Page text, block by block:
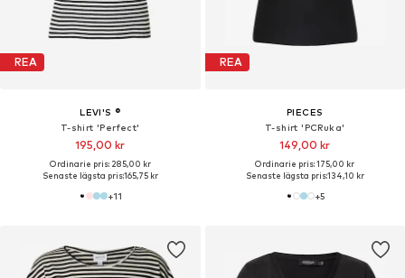
REA
LEVI'S ®
T-shirt 'Perfect'
195,00 kr
Ordinarie pris: 285,00 kr
Senaste lägsta pris:165,75 kr
+11
REA
PIECES
T-shirt 'PCRuka'
149,00 kr
Ordinarie pris: 175,00 kr
Senaste lägsta pris:134,10 kr
+5